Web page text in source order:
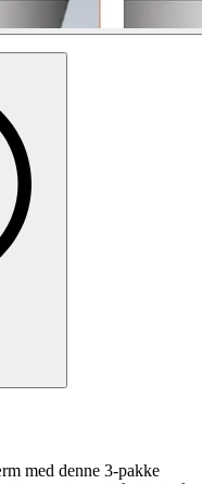
med denne 3-pakke